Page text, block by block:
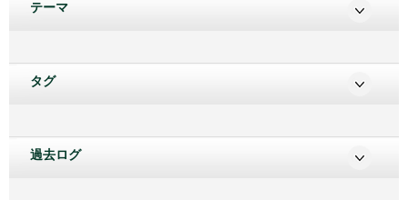
テーマ
タグ
過去ログ